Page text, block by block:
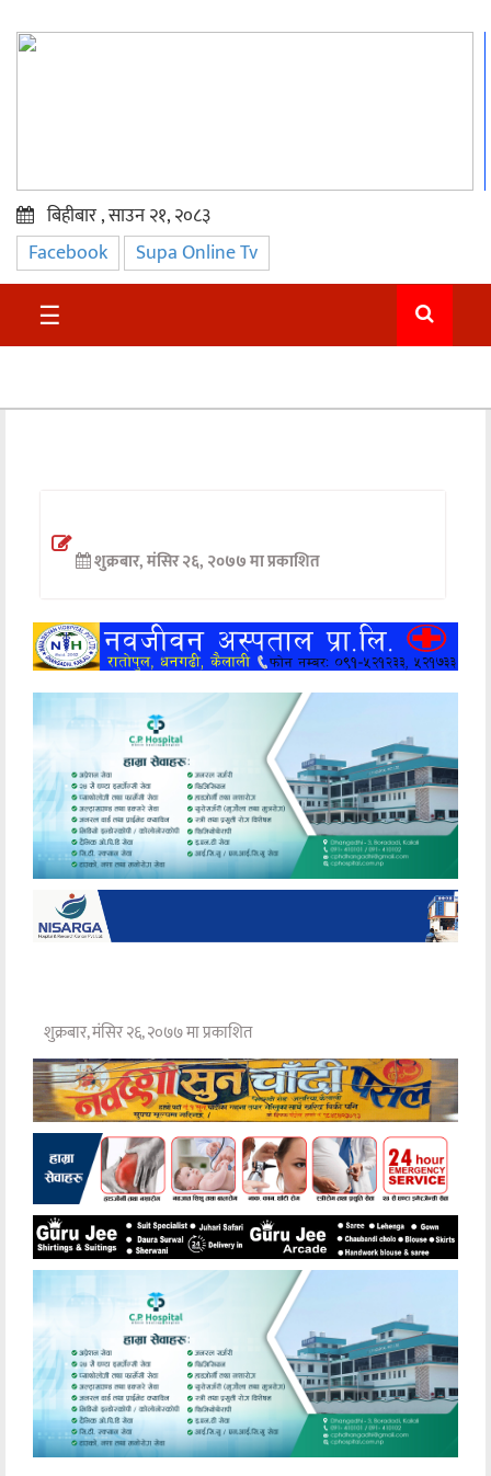
प्रमुख
समाचार
सुदुर
अन्तर्वार्ता
खेलकुद
मनोरञ्जन
अन्य
बिहीबार , साउन २१, २०८३
Facebook Supa Online Tv
☰
शुक्रबार, मंसिर २६, २०७७ मा प्रकाशित
शुक्रबार, मंसिर २६, २०७७ मा प्रकाशित